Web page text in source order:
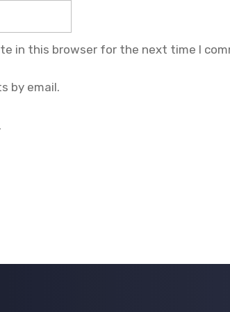
in this browser for the next time I
by email.